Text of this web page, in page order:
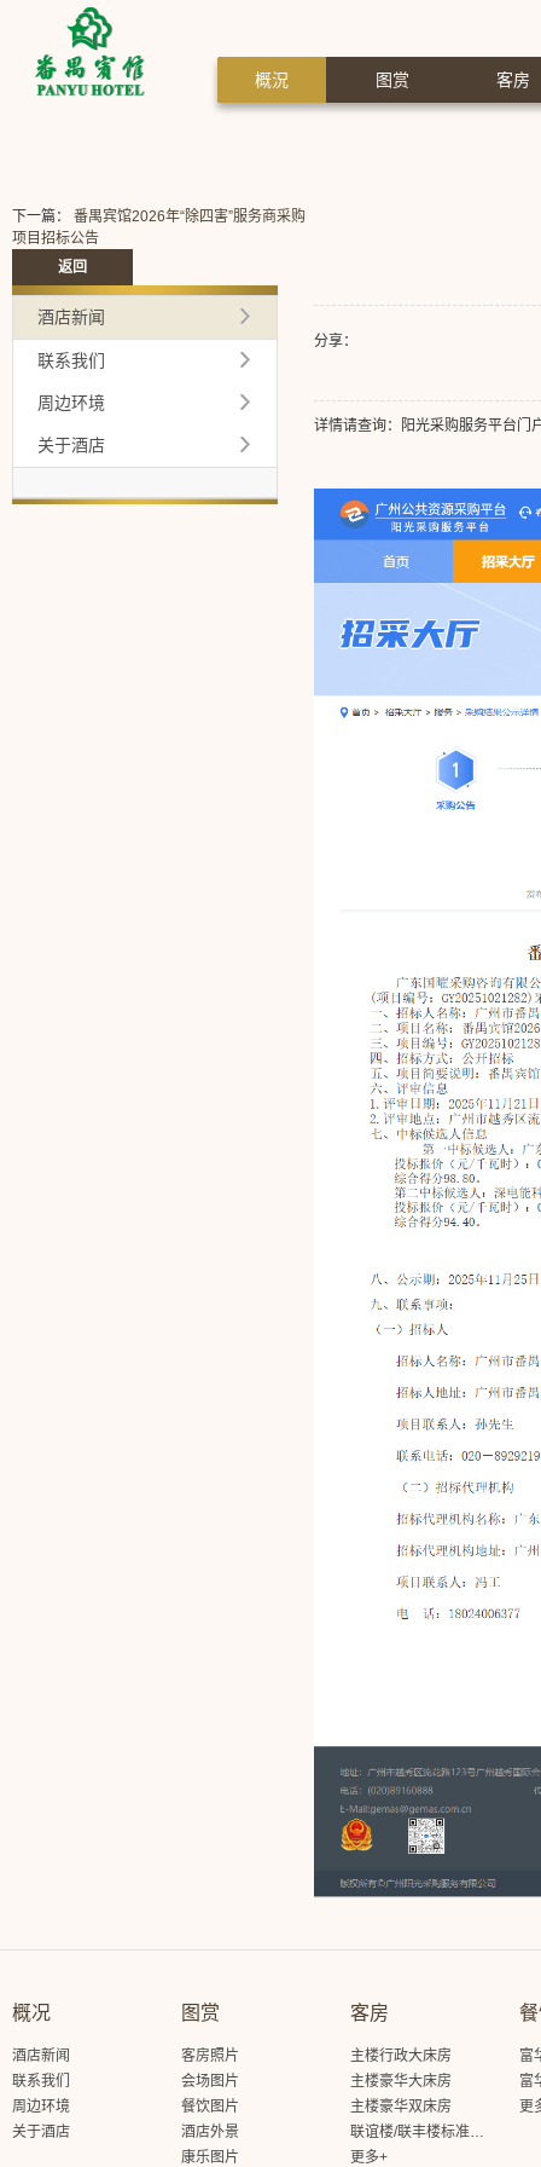
概況 图赏 客房
分享：
详情请查询：阳光采购服务平台门
下一篇： 番禺宾馆2026年“除四害”服务商采购
项目招标公告
返回
酒店新闻
联系我们
周边环境
关于酒店
概况
酒店新闻
联系我们
周边环境
关于酒店
图赏
客房照片
会场图片
餐饮图片
酒店外景
康乐图片
客房
主楼行政大床房
主楼豪华大床房
主楼豪华双床房
更多+
富
富
更